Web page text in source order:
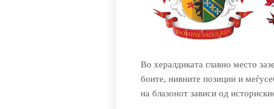
Во хералдиката главно место
боите, нивните позиции и
на блазонот зависи од